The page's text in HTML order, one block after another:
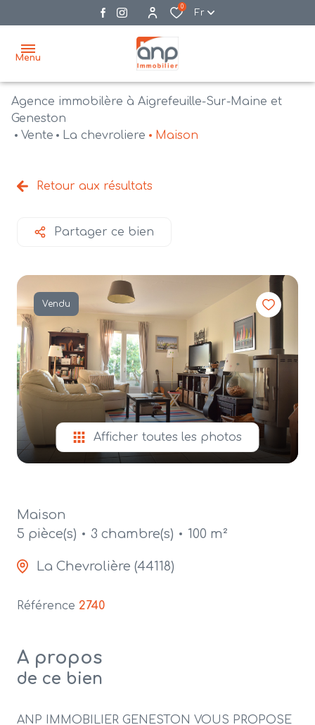
0
Fr
Menu
accueil
vente
agences
estimation
alerte
e-
mail
contact
Agence immobilère à Aigrefeuille-Sur-Maine et
Geneston
Vente
La chevroliere Maison
Retour aux résultats
Partager ce bien
Vendu
Afficher toutes les photos
Maison
5 pièce(s)
3 chambre(s) 100 m²
La Chevrolière (44118)
Référence 2740
A propos
de ce bien
ANP IMMOBILIER GENESTON VOUS PROPOSE